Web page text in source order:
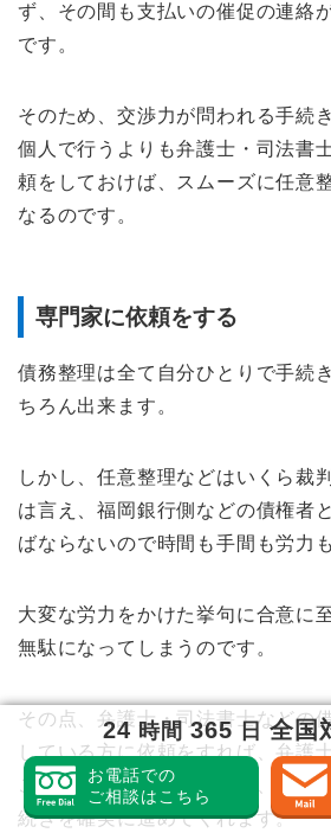
ず、その間も支払いの催促の連絡
です。
そのため、交渉力が問われる手続
個人で行うよりも弁護士・司法書
頼をしておけば、スムーズに任意
なるのです。
専門家に依頼をする
債務整理は全て自分ひとりで手続
ちろん出来ます。
しかし、任意整理などはいくら裁
は言え、福岡銀行側などの債権者
ばならないので時間も手間も労力
大変な労力をかけた挙句に合意に
無駄になってしまうのです。
その点、弁護士・司法書士などの
している方に依頼をすれば、弁護
こそかかってしまうものの、ヒア
続きを確実に進めてくれます。
24時間365 日全国
お電話での
ご相談はこちら